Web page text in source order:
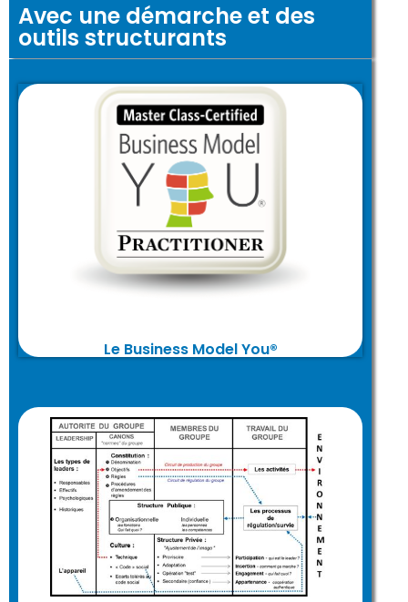
Avec une démarche et des
outils structurants
Le Business Model You®
Valoriser votre projet en rendant visible sa
valeur ajoutée pour répondre aux enjeux
stratégiques de vos clients internes et
externes
Utiliser la T.O.B® pour décrypter votre
organisation et vous positionner de
manière juste